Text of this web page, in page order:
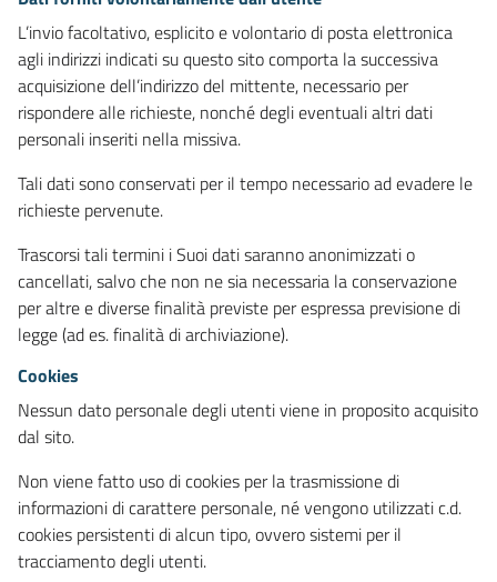
L’invio facoltativo, esplicito e volontario di posta elettronica
agli indirizzi indicati su questo sito comporta la successiva
acquisizione dell’indirizzo del mittente, necessario per
rispondere alle richieste, nonché degli eventuali altri dati
personali inseriti nella missiva.
Tali dati sono conservati per il tempo necessario ad evadere le
richieste pervenute.
Trascorsi tali termini i Suoi dati saranno anonimizzati o
cancellati, salvo che non ne sia necessaria la conservazione
per altre e diverse finalità previste per espressa previsione di
legge (ad es. finalità di archiviazione).
Cookies
Nessun dato personale degli utenti viene in proposito acquisito
dal sito.
Non viene fatto uso di cookies per la trasmissione di
informazioni di carattere personale, né vengono utilizzati c.d.
cookies persistenti di alcun tipo, ovvero sistemi per il
tracciamento degli utenti.